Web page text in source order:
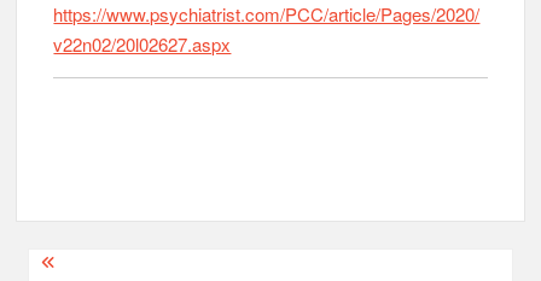
https://www.psychiatrist.com/PCC/article/Pages/2020/
v22n02/20l02627.aspx